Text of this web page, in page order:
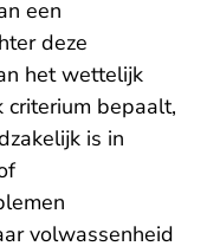
een
deze
het wettelijk
bepaalt,
is in
volwassenheid